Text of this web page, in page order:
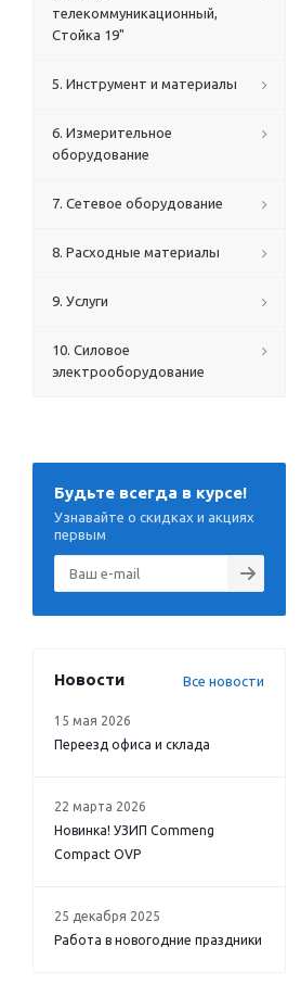
телекоммуникационный,
Стойка 19"
5. Инструмент и материалы
6. Измерительное
оборудование
7. Сетевое оборудование
8. Расходные материалы
9. Услуги
10. Силовое
электрооборудование
Будьте всегда в курсе!
Узнавайте о скидках и акциях
первым
Новости Все новости
15 мая 2026
Переезд офиса и склада
22 марта 2026
Новинка! УЗИП Commeng
Compact OVP
25 декабря 2025
Работа в новогодние праздники